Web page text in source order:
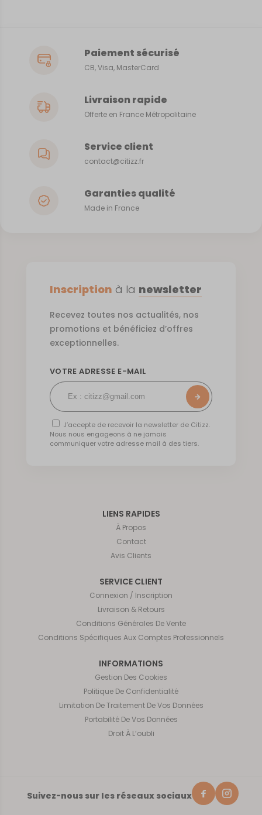
Paiement sécurisé
CB, Visa, MasterCard
Livraison rapide
Offerte en France Métropolitaine
Service client
contact@citizz.fr
Garanties qualité
Made in France
LIENS RAPIDES
À Propos
Contact
Avis Clients
SERVICE CLIENT
Connexion / Inscription
Livraison & Retours
Conditions Générales De Vente
Conditions Spécifiques Aux Comptes Professionnels
INFORMATIONS
Gestion Des Cookies
Politique De Confidentialité
Limitation De Traitement De Vos Données
Portabilité De Vos Données
Droit À L’oubli
Suivez-nous sur les réseaux sociaux
Inscription à la newsletter
Recevez toutes nos actualités, nos
promotions et bénéficiez d’offres
exceptionnelles.
VOTRE ADRESSE E-MAIL
J’accepte de recevoir la newsletter de Citizz.
Nous nous engageons à ne jamais
communiquer votre adresse mail à des tiers.